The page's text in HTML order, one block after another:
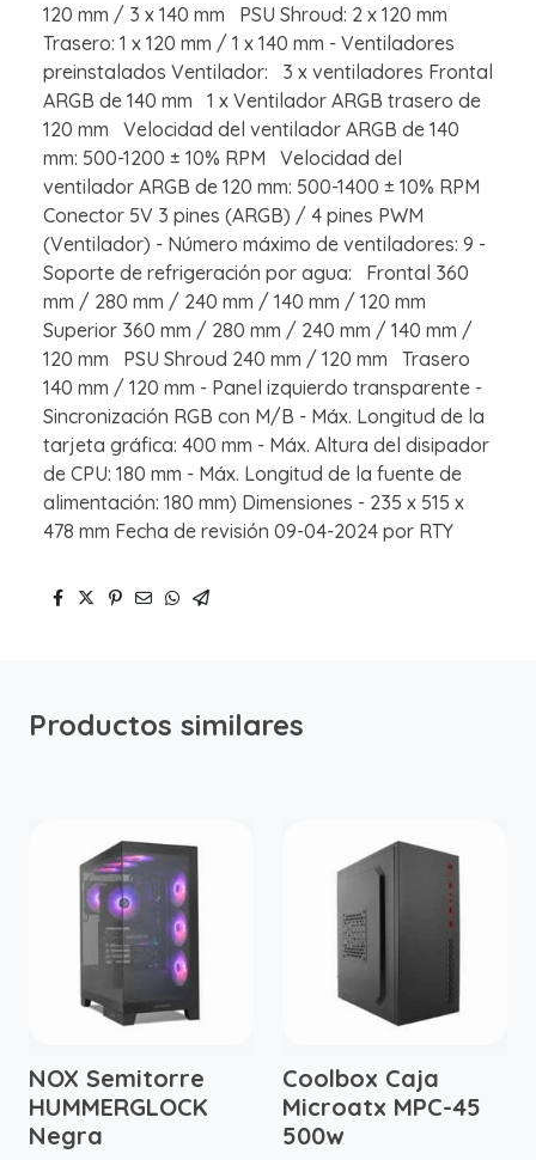
120 mm / 3 x 140 mm PSU Shroud: 2 x 120 mm
Trasero: 1 x 120 mm / 1 x 140 mm - Ventiladores
preinstalados Ventilador: 3 x ventiladores Frontal
ARGB de 140 mm 1 x Ventilador ARGB trasero de
120 mm Velocidad del ventilador ARGB de 140
mm: 500-1200 ± 10% RPM Velocidad del
ventilador ARGB de 120 mm: 500-1400 ± 10% RPM
Conector 5V 3 pines (ARGB) / 4 pines PWM
(Ventilador) - Número máximo de ventiladores: 9 -
Soporte de refrigeración por agua: Frontal 360
mm / 280 mm / 240 mm / 140 mm / 120 mm
Superior 360 mm / 280 mm / 240 mm / 140 mm /
120 mm PSU Shroud 240 mm / 120 mm Trasero
140 mm / 120 mm - Panel izquierdo transparente -
Sincronización RGB con M/B - Máx. Longitud de la
tarjeta gráfica: 400 mm - Máx. Altura del disipador
de CPU: 180 mm - Máx. Longitud de la fuente de
alimentación: 180 mm) Dimensiones - 235 x 515 x
478 mm Fecha de revisión 09-04-2024 por RTY
Productos similares
NOX Semitorre
HUMMERGLOCK
Negra
Coolbox Caja
Microatx MPC-45
500w